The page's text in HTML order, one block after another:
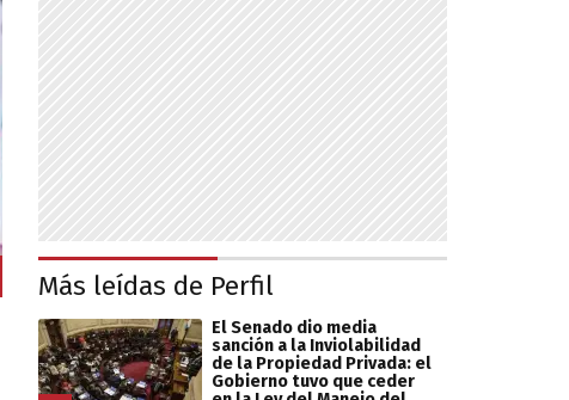
Más leídas de Perfil
El Senado dio media
sanción a la Inviolabilidad
de la Propiedad Privada: el
Gobierno tuvo que ceder